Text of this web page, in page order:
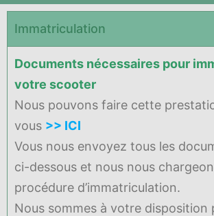
Immatriculation
Documents nécessaires pour
votre scooter
Nous pouvons faire cette
vous >> ICI
Vous nous envoyez tous les
ci-dessous et nous nous
procédure d’immatriculation.
Nous sommes à votre disposition